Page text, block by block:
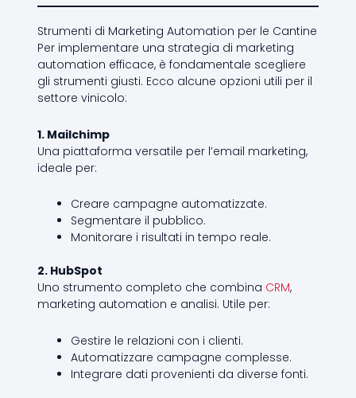
Strumenti di Marketing Automation per le Cantine
Per implementare una strategia di marketing
automation efficace, è fondamentale scegliere
gli strumenti giusti. Ecco alcune opzioni utili per il
settore vinicolo:
1. Mailchimp
Una piattaforma versatile per l’email marketing,
ideale per:
Creare campagne automatizzate.
Segmentare il pubblico.
Monitorare i risultati in tempo reale.
2. HubSpot
Uno strumento completo che combina CRM,
marketing automation e analisi. Utile per:
Gestire le relazioni con i clienti.
Automatizzare campagne complesse.
Integrare dati provenienti da diverse fonti.